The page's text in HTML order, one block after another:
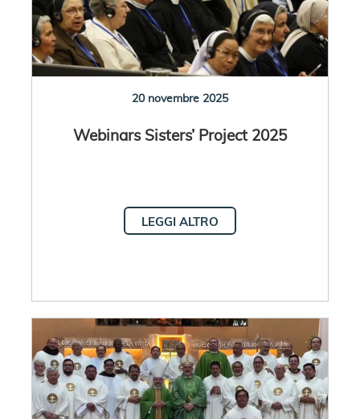
20 novembre 2025
Webinars Sisters’ Project 2025
LEGGI ALTRO